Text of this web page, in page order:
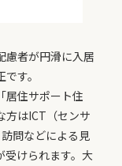
慮者が円滑に入居
す。
居住サポート住
方はICT（センサ
問などによる見
受けられます。大